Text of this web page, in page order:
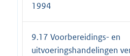
1994
9.17 Voorbereidings- en
uitvoeringshandelingen